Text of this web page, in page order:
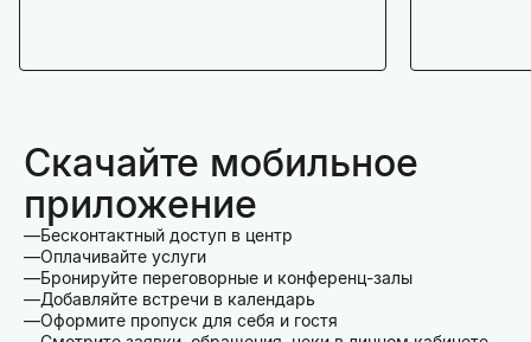
Скачайте мобильное
приложение
Бесконтактный доступ в центр
Оплачивайте услуги
Бронируйте переговорные и конференц-залы
Добавляйте встречи в календарь
Оформите пропуск для себя и гостя